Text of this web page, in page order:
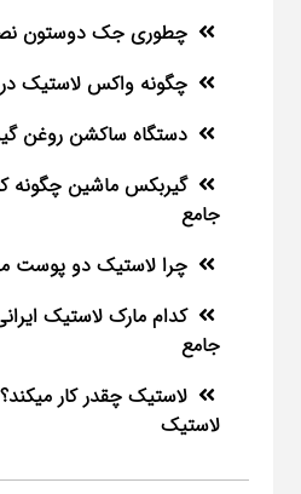
چطوری جک دوستون
چگونه واکس لاستیک
دستگاه ساکشن روغن
گیربکس ماشین چگونه
جامع
چرا لاستیک دو پوست
کدام مارک لاستیک
جامع
لاستیک چقدر کار
لاستیک